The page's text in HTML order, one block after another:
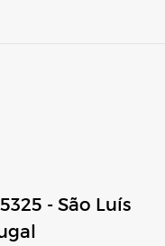
- São Luís